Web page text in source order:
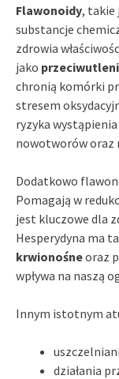
Flawonoidy, takie
substancje
zdrowia
jako
chronią komórki
stresem
ryzyka
nowotworów oraz
Dodatkowo
Pomagają w
jest kluczowe dla
Hesperydyna ma
krwionośneoraz
wpływa na naszą
Innym istotnym
działania